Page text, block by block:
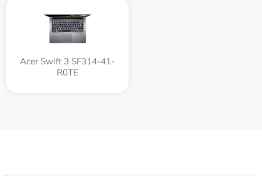
Acer Swift 3 SF314-41-
R0TE